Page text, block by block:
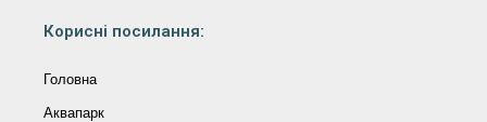
Корисні посилання:
Головна
Аквапарк